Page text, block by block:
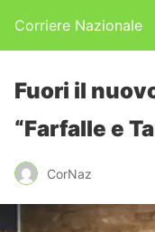
Corriere Nazionale
Fuori il
“Farfalle e
CorNaz